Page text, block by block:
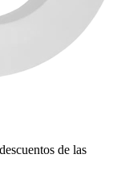
de las